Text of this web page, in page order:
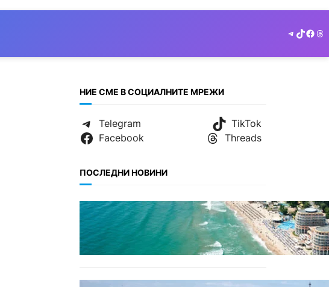
Telegram
TikTok
НИЕ СМЕ В СОЦИАЛНИТЕ МРЕЖИ
Telegram
TikTok
Facebook
Threads
ПОСЛЕДНИ НОВИНИ
ИКОНОМИКА
Интерактивна карта
показва всички водни бази
по Черноморието